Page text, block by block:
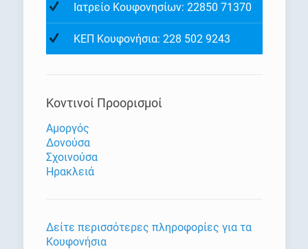
Ιατρείο Κουφονησίων: 22850 71370
ΚΕΠ Κουφονήσια: 228 502 9243
Κοντινοί Προορισμοί
Αμοργός
Δονούσα
Σχοινούσα
Ηρακλειά
Δείτε περισσότερες πληροφορίες για τα
Κουφονήσια